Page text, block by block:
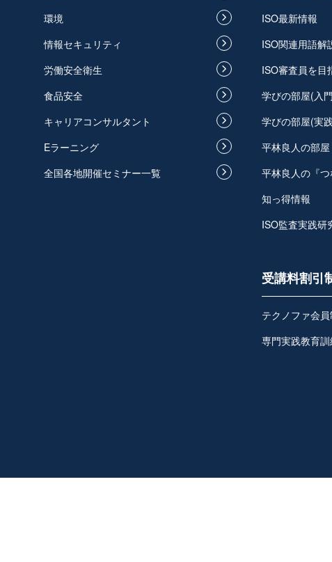
環境
情報セキュリティ
労働安全衛生
食品安全
キャリアコンサルタント
Eラーニング
全国各地開催セミナー一覧
ISO最新情報
ISO関連用語解
ISO審査員を目
学びの部屋(入
学びの部屋(実
平林良人の部屋
平林良人の『つ
知っ得情報
ISO監査実践研
受講料割引
テクノファ会
専門実践教育